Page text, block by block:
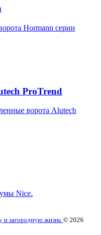
Hormann серии
ProTrend
ворота Alutech
Nice.
и загородную жизнь © 2026